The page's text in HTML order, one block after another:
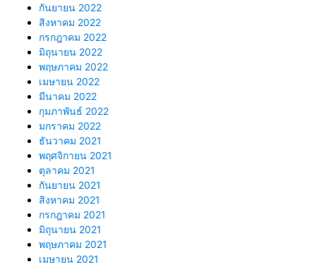
กันยายน 2022
สิงหาคม 2022
กรกฎาคม 2022
มิถุนายน 2022
พฤษภาคม 2022
เมษายน 2022
มีนาคม 2022
กุมภาพันธ์ 2022
มกราคม 2022
ธันวาคม 2021
พฤศจิกายน 2021
ตุลาคม 2021
กันยายน 2021
สิงหาคม 2021
กรกฎาคม 2021
มิถุนายน 2021
พฤษภาคม 2021
เมษายน 2021